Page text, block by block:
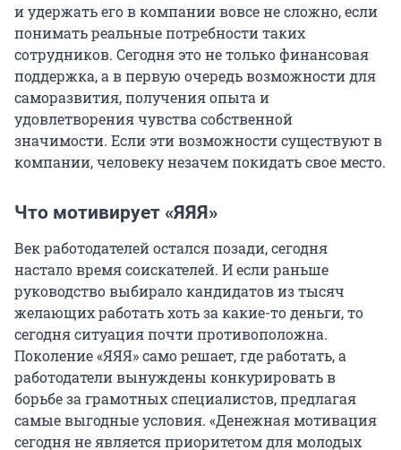
и удержать его в компании вовсе не сложно, если
понимать реальные потребности таких
сотрудников. Сегодня это не только финансовая
поддержка, а в первую очередь возможности для
саморазвития, получения опыта и
удовлетворения чувства собственной
значимости. Если эти возможности существуют в
компании, человеку незачем покидать свое место.
Что мотивирует «ЯЯЯ»
Век работодателей остался позади, сегодня
настало время соискателей. И если раньше
руководство выбирало кандидатов из тысяч
желающих работать хоть за какие-то деньги, то
сегодня ситуация почти противоположна.
Поколение «ЯЯЯ» само решает, где работать, а
работодатели вынуждены конкурировать в
борьбе за грамотных специалистов, предлагая
самые выгодные условия. «Денежная мотивация
сегодня не является приоритетом для молодых